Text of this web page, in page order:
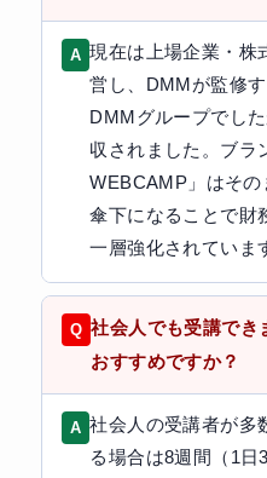
現在は上場企業・株
営し、DMMが監修
DMMグループでし
収されました。ブラ
WEBCAMP」はそ
傘下になることで財
一層強化されていま
社会人でも受講でき
おすすめですか？
社会人の受講者が多
る場合は8週間（1日